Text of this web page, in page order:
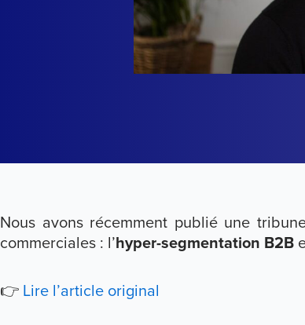
Nous avons récemment publié une
commerciales : l’hyper-segmentation B2B
👉 Lire l’article original